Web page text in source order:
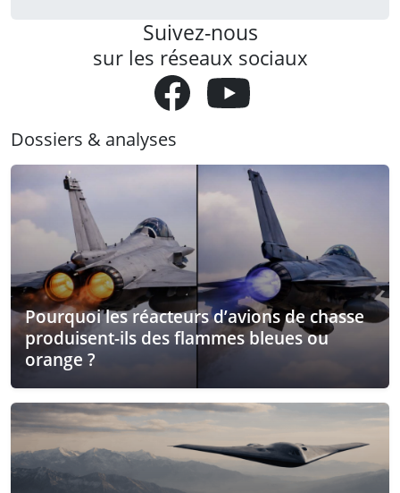
Suivez-nous
sur les réseaux sociaux
Dossiers & analyses
Pourquoi les réacteurs d’avions de chasse
produisent-ils des flammes bleues ou
orange ?